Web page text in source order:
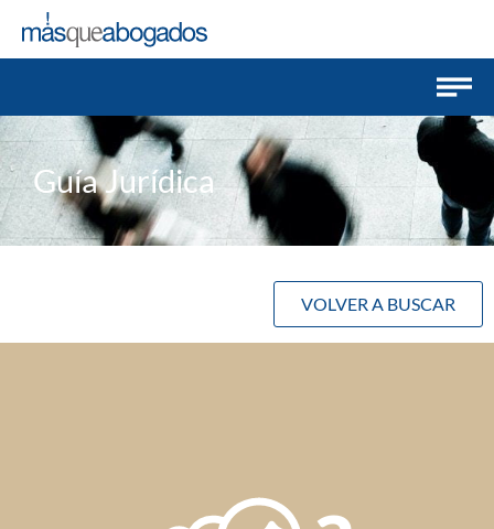
Guía Jurídica
VOLVER A BUSCAR